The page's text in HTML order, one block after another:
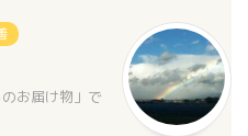
お届け物」で